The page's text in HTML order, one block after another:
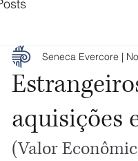
aquisições
Seneca Evercore |
(Valor